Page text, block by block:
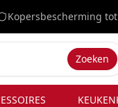
Kopersbescherming tot
Zoeken